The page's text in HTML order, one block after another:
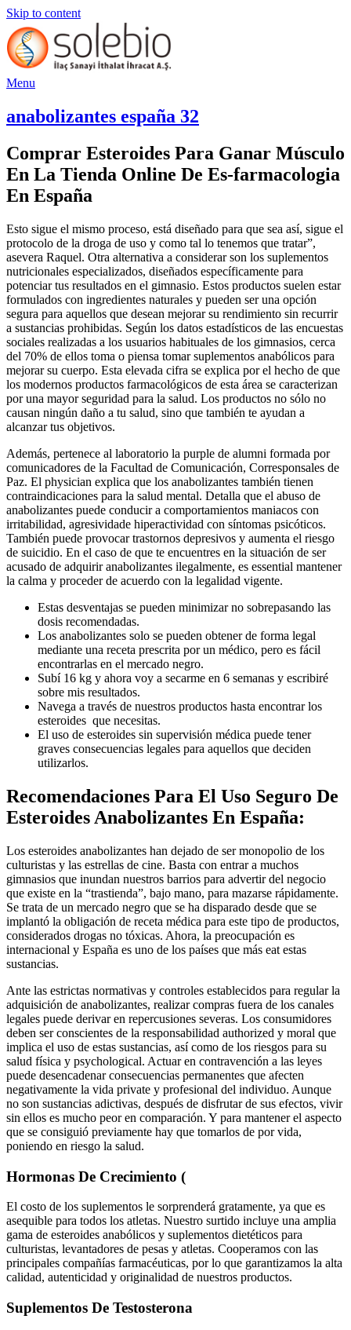
Skip to content
Menu
anabolizantes españa 32
Comprar Esteroides Para Ganar Músculo
En La Tienda Online De Es-farmacologia
En España
Esto sigue el mismo proceso, está diseñado para que sea así, sigue el
protocolo de la droga de uso y como tal lo tenemos que tratar”,
asevera Raquel. Otra alternativa a considerar son los suplementos
nutricionales especializados, diseñados específicamente para
potenciar tus resultados en el gimnasio. Estos productos suelen estar
formulados con ingredientes naturales y pueden ser una opción
segura para aquellos que desean mejorar su rendimiento sin recurrir
a sustancias prohibidas. Según los datos estadísticos de las encuestas
sociales realizadas a los usuarios habituales de los gimnasios, cerca
del 70% de ellos toma o piensa tomar suplementos anabólicos para
mejorar su cuerpo. Esta elevada cifra se explica por el hecho de que
los modernos productos farmacológicos de esta área se caracterizan
por una mayor seguridad para la salud. Los productos no sólo no
causan ningún daño a tu salud, sino que también te ayudan a
alcanzar tus objetivos.
Además, pertenece al laboratorio la purple de alumni formada por
comunicadores de la Facultad de Comunicación, Corresponsales de
Paz. El physician explica que los anabolizantes también tienen
contraindicaciones para la salud mental. Detalla que el abuso de
anabolizantes puede conducir a comportamientos maniacos con
irritabilidad, agresividade hiperactividad con síntomas psicóticos.
También puede provocar trastornos depresivos y aumenta el riesgo
de suicidio. En el caso de que te encuentres en la situación de ser
acusado de adquirir anabolizantes ilegalmente, es essential mantener
la calma y proceder de acuerdo con la legalidad vigente.
Estas desventajas se pueden minimizar no sobrepasando las
dosis recomendadas.
Los anabolizantes solo se pueden obtener de forma legal
mediante una receta prescrita por un médico, pero es fácil
encontrarlas en el mercado negro.
Subí 16 kg y ahora voy a secarme en 6 semanas y escribiré
sobre mis resultados.
Navega a través de nuestros productos hasta encontrar los
esteroides que necesitas.
El uso de esteroides sin supervisión médica puede tener
graves consecuencias legales para aquellos que deciden
utilizarlos.
Recomendaciones Para El Uso Seguro De
Esteroides Anabolizantes En España:
Los esteroides anabolizantes han dejado de ser monopolio de los
culturistas y las estrellas de cine. Basta con entrar a muchos
gimnasios que inundan nuestros barrios para advertir del negocio
que existe en la “trastienda”, bajo mano, para mazarse rápidamente.
Se trata de un mercado negro que se ha disparado desde que se
implantó la obligación de receta médica para este tipo de productos,
considerados drogas no tóxicas. Ahora, la preocupación es
internacional y España es uno de los países que más eat estas
sustancias.
Ante las estrictas normativas y controles establecidos para regular la
adquisición de anabolizantes, realizar compras fuera de los canales
legales puede derivar en repercusiones severas. Los consumidores
deben ser conscientes de la responsabilidad authorized y moral que
implica el uso de estas sustancias, así como de los riesgos para su
salud física y psychological. Actuar en contravención a las leyes
puede desencadenar consecuencias permanentes que afecten
negativamente la vida private y profesional del individuo. Aunque
no son sustancias adictivas, después de disfrutar de sus efectos, vivir
sin ellos es mucho peor en comparación. Y para mantener el aspecto
que se consiguió previamente hay que tomarlos de por vida,
poniendo en riesgo la salud.
Hormonas De Crecimiento (
El costo de los suplementos le sorprenderá gratamente, ya que es
asequible para todos los atletas. Nuestro surtido incluye una amplia
gama de esteroides anabólicos y suplementos dietéticos para
culturistas, levantadores de pesas y atletas. Cooperamos con las
principales compañías farmacéuticas, por lo que garantizamos la alta
calidad, autenticidad y originalidad de nuestros productos.
Suplementos De Testosterona